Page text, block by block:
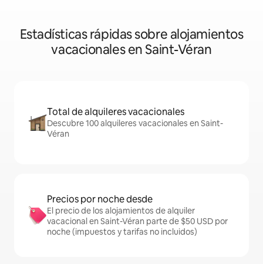
Estadísticas rápidas sobre alojamientos
vacacionales en Saint-Véran
Total de alquileres vacacionales
Descubre 100 alquileres vacacionales en Saint-
Véran
Precios por noche desde
El precio de los alojamientos de alquiler
vacacional en Saint-Véran parte de $50 USD por
noche (impuestos y tarifas no incluidos)